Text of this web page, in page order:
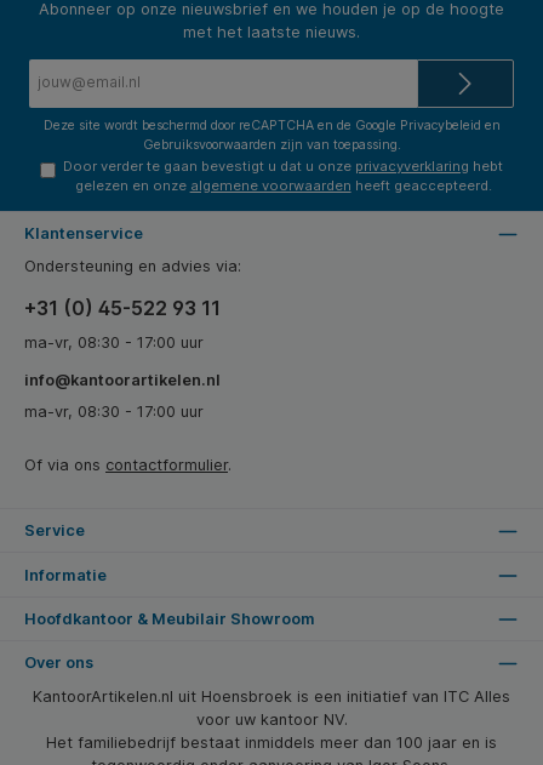
Abonneer op onze nieuwsbrief en we houden je op de hoogte
met het laatste nieuws.
Deze site wordt beschermd door reCAPTCHA en de Google Privacybeleid en
Gebruiksvoorwaarden zijn van toepassing.
Door verder te gaan bevestigt u dat u onze privacyverklaring hebt
gelezen en onze algemene voorwaarden heeft geaccepteerd.
Klantenservice
Ondersteuning en advies via:
+31 (0) 45-522 93 11
ma-vr, 08:30 - 17:00 uur
info@kantoorartikelen.nl
ma-vr, 08:30 - 17:00 uur
Of via ons contactformulier.
Service
Informatie
Hoofdkantoor & Meubilair Showroom
Over ons
KantoorArtikelen.nl uit Hoensbroek is een initiatief van ITC Alles
voor uw kantoor NV.
Het familiebedrijf bestaat inmiddels meer dan 100 jaar en is